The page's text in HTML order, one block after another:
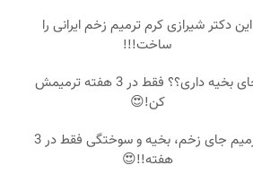
این دکتر شیرازی کرم ترمیم زخم ایرانی را
ساخت!!!
جای بخیه داری؟؟ فقط در 3 هفته ترمیمش
کن!😍
ترمیم جای زخم، بخیه و سوختگی فقط در 3
هفته!!😍